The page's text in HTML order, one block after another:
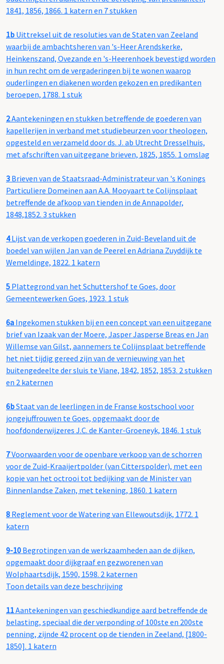
1841, 1856, 1866. 1 katern en 7 stukken
1b Uittreksel uit de resoluties van de Staten van Zeeland
waarbij de ambachtsheren van 's-Heer Arendskerke,
Heinkenszand, Ovezande en 's-Heerenhoek bevestigd worden
in hun recht om de vergaderingen bij te wonen waarop
ouderlingen en diakenen worden gekozen en predikanten
beroepen, 1788. 1 stuk
2Aantekeningen en stukken betreffende de goederen van
kapellerijen in verband met studiebeurzen voor theologen,
opgesteld en verzameld door ds. J. ab Utrecht Dresselhuis,
met afschriften van uitgegane brieven, 1825, 1855. 1 omslag
3 Brieven van de Staatsraad-Administrateur van 's Konings
Particuliere Domeinen aan A.A. Mooyaart te Colijnsplaat
betreffende de afkoop van tienden in de Annapolder,
1848,1852. 3 stukken
4Lijst van de verkopen goederen in Zuid-Beveland uit de
boedel van wijlen Jan van de Peerel en Adriana Zuyddijk te
Wemeldinge, 1822. 1 katern
5 Plattegrond van het Schuttershof te Goes, door
Gemeentewerken Goes, 1923. 1 stuk
6a Ingekomen stukken bij en een concept van een uitgegane
brief van Izaak van der Moere, Jasper Jasperse Breas en Jan
Willemse van Gilst, aannemers te Colijnsplaat betreffende
het niet tijdig gereed zijn van de vernieuwing van het
buitengedeelte der sluis te Viane, 1842, 1852, 1853. 2 stukken
en 2 katernen
6bStaat van de leerlingen in de Franse kostschool voor
jongejuffrouwen te Goes, opgemaakt door de
hoofdonderwijzeres J.C. de Kanter-Groeneyk, 1846. 1 stuk
7Voorwaarden voor de openbare verkoop van de schorren
voor de Zuid-Kraaijertpolder (van Citterspolder), met een
kopie van het octrooi tot bedijking van de Minister van
Binnenlandse Zaken, met tekening, 1860. 1 katern
8 Reglement voor de Watering van Ellewoutsdijk, 1772. 1
katern
9-10 Begrotingen van de werkzaamheden aan de dijken,
opgemaakt door dijkgraaf en gezworenen van
Wolphaartsdijk, 1590, 1598. 2 katernen
Toon details van deze beschrijving
11Aantekeningen van geschiedkundige aard betreffende de
belasting, speciaal die der verponding of 100ste en 200ste
penning, zijnde 42 procent op de tienden in Zeeland, [1800-
1850]. 1 katern